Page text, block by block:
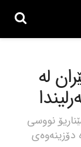
لە
نووسی
دۆزینەوەی